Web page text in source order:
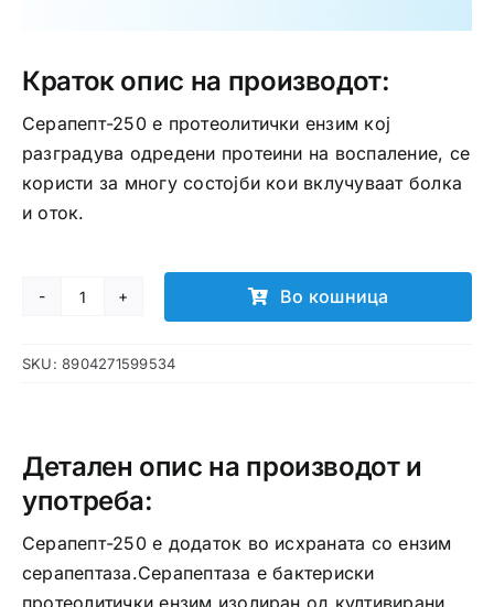
Краток опис на производот:
Серапепт-250 е протеолитички ензим кој
разградува одредени протеини на воспаление, се
користи за многу состојби кои вклучуваат болка
и оток.
Serapept-
капсули
Во кошница
SKU:8904271599534
Детален опис на производот и
употреба:
Серапепт-250 е додаток во исхраната со ензим
серапептаза.Серапептаза е бактериски
протеолитички ензим изолиран од култивирани